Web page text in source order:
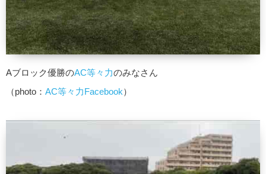
Aブロック優勝のAC等々力のみなさん
（photo： AC等々力Facebook）